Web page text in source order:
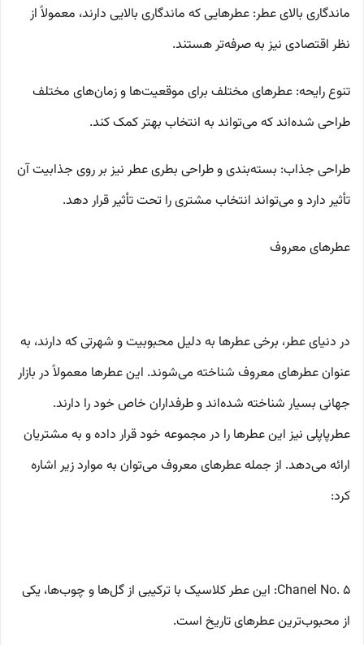
ماندگاری بالای عطر: عطرهایی که ماندگاری بالایی دارند، معمولاً از
نظر اقتصادی نیز به صرفه‌تر هستند.
تنوع رایحه: عطرهای مختلف برای موقعیت‌ها و زمان‌های مختلف
طراحی شده‌اند که می‌تواند به انتخاب بهتر کمک کند.
طراحی جذاب: بسته‌بندی و طراحی بطری عطر نیز بر روی جذابیت آن
تأثیر دارد و می‌تواند انتخاب مشتری را تحت تأثیر قرار دهد.
عطرهای معروف
در دنیای عطر، برخی عطرها به دلیل محبوبیت و شهرتی که دارند، به
عنوان عطرهای معروف شناخته می‌شوند. این عطرها معمولاً در بازار
جهانی بسیار شناخته شده‌اند و طرفداران خاص خود را دارند.
عطرپاپلی نیز این عطرها را در مجموعه خود قرار داده و به مشتریان
ارائه می‌دهد. از جمله عطرهای معروف می‌توان به موارد زیر اشاره
کرد:
Chanel No. 5: این عطر کلاسیک با ترکیبی از گل‌ها و چوب‌ها، یکی
از محبوب‌ترین عطرهای تاریخ است.